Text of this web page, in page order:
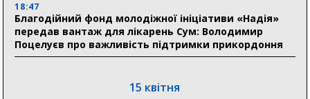
31 липня
21:01
До 19 400 гривень на паливо: Пенсійний фонд
Сумщини пояснив, як отримати допомогу на зиму
18:47
Благодійний фонд молодіжної ініціативи «Надія»
передав вантаж для лікарень Сум: Володимир
Поцелуєв про важливість підтримки прикордоння
15 квітня